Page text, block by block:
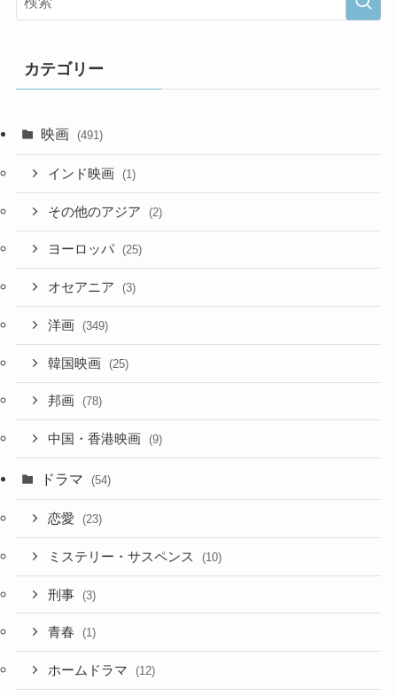
カテゴリー
映画 (491)
インド映画 (1)
その他のアジア (2)
ヨーロッパ (25)
オセアニア (3)
洋画 (349)
韓国映画 (25)
邦画 (78)
中国・香港映画 (9)
ドラマ (54)
恋愛 (23)
ミステリー・サスペンス (10)
刑事 (3)
青春 (1)
ホームドラマ (12)